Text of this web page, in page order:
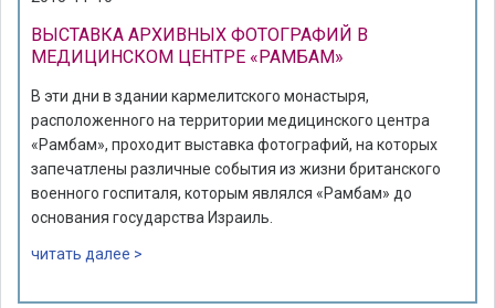
ВЫСТАВКА АРХИВНЫХ ФОТОГРАФИЙ В
МЕДИЦИНСКОМ ЦЕНТРЕ «РАМБАМ»
В эти дни в здании кармелитского монастыря,
расположенного на территории медицинского центра
«Рамбам», проходит выставка фотографий, на которых
запечатлены различные события из жизни британского
военного госпиталя, которым являлся «Рамбам» до
основания государства Израиль.
читать далее >